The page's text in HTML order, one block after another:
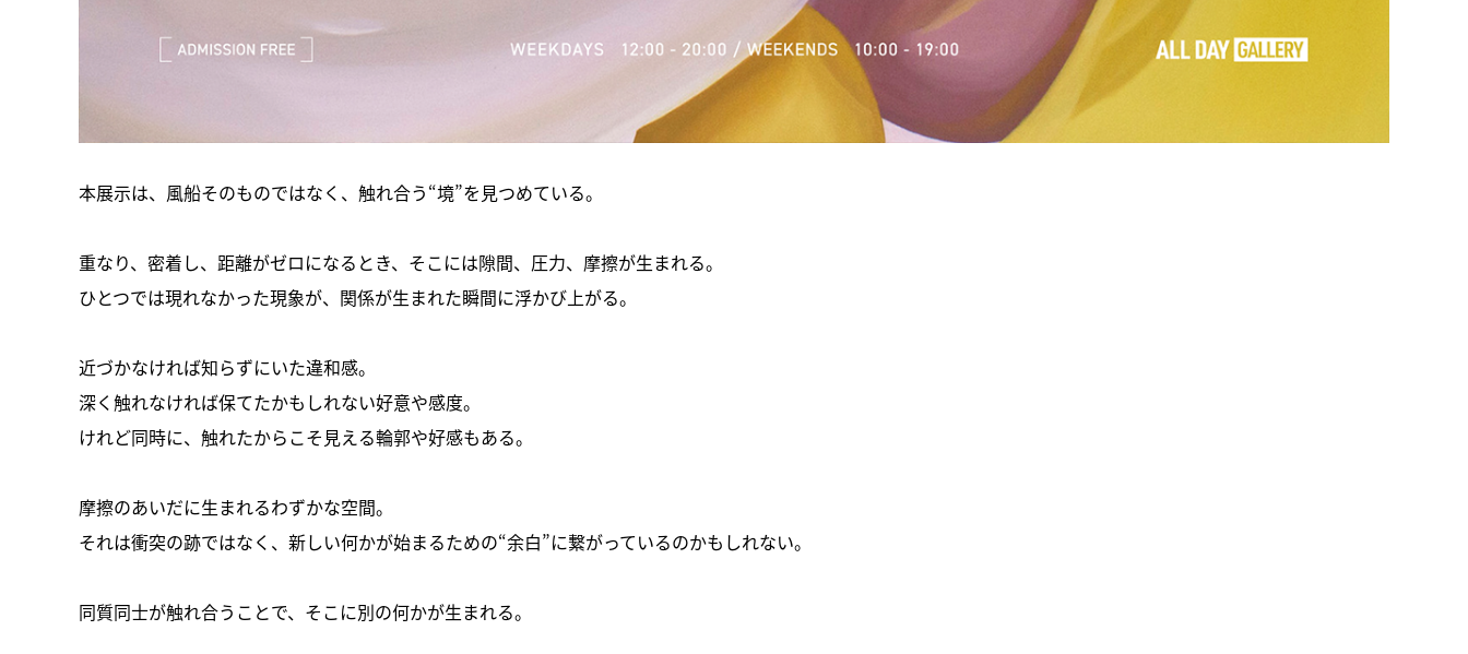
本展示は、風船そのものではなく、触れ合う“境”を見つめている。
重なり、密着し、距離がゼロになるとき、そこには隙間、圧力、摩擦が生まれる。
ひとつでは現れなかった現象が、関係が生まれた瞬間に浮かび上がる。
近づかなければ知らずにいた違和感。
深く触れなければ保てたかもしれない好意や感度。
けれど同時に、触れたからこそ見える輪郭や好感もある。
摩擦のあいだに生まれるわずかな空間。
それは衝突の跡ではなく、新しい何かが始まるための“余白”に繋がっているのかもしれない。
同質同士が触れ合うことで、そこに別の何かが生まれる。